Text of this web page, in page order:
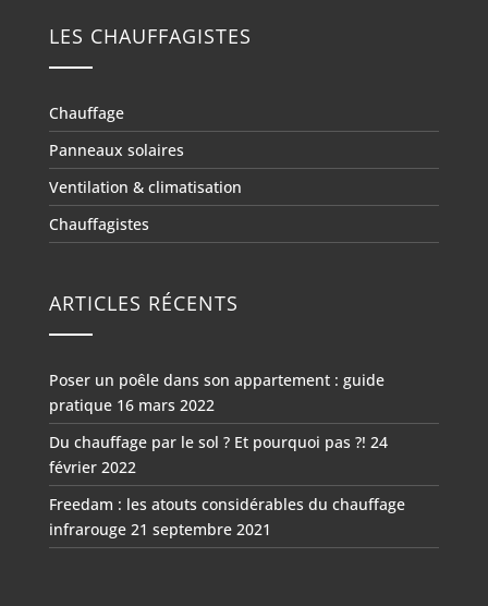
LES CHAUFFAGISTES
Chauffage
Panneaux solaires
Ventilation & climatisation
Chauffagistes
ARTICLES RÉCENTS
Poser un poêle dans son appartement : guide
pratique 16 mars 2022
Du chauffage par le sol ? Et pourquoi pas ?! 24
février 2022
Freedam : les atouts considérables du chauffage
infrarouge 21 septembre 2021